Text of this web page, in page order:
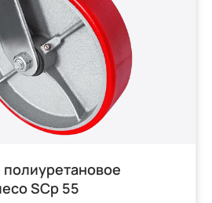
SCp 55